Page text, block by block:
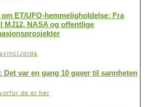
ET/UFO-hemmeligholdelse: Fra
MJ12, NASA og offentlige
Det var en gang 10 gaver til sannheten